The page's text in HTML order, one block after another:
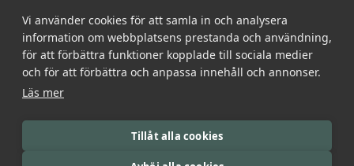
Webdesign byBecc Design Studio
Vi använder cookies för att samla in och analysera
information om webbplatsens prestanda och användning,
för att förbättra funktioner kopplade till sociala medier
och för att förbättra och anpassa innehåll och annonser.
Läs mer
Tillåt alla cookies